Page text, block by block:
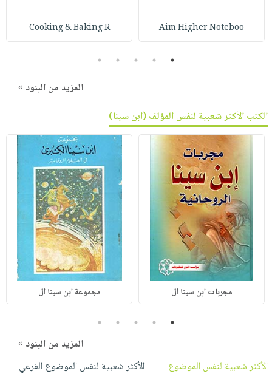
Aim Higher Noteboo
Cooking & Baking R
1
2
3
4
5
المزيد من البنود »
الكتب الأكثر شعبية لنفس المؤلف (ابن سينا)
مجربات ابن سينا ال مجموعة ابن سينا ال
1
2
3
4
5
المزيد من البنود »
الأكثر شعبية لنفس الموضوع
الأكثر شعبية لنفس الموضوع الفرعي